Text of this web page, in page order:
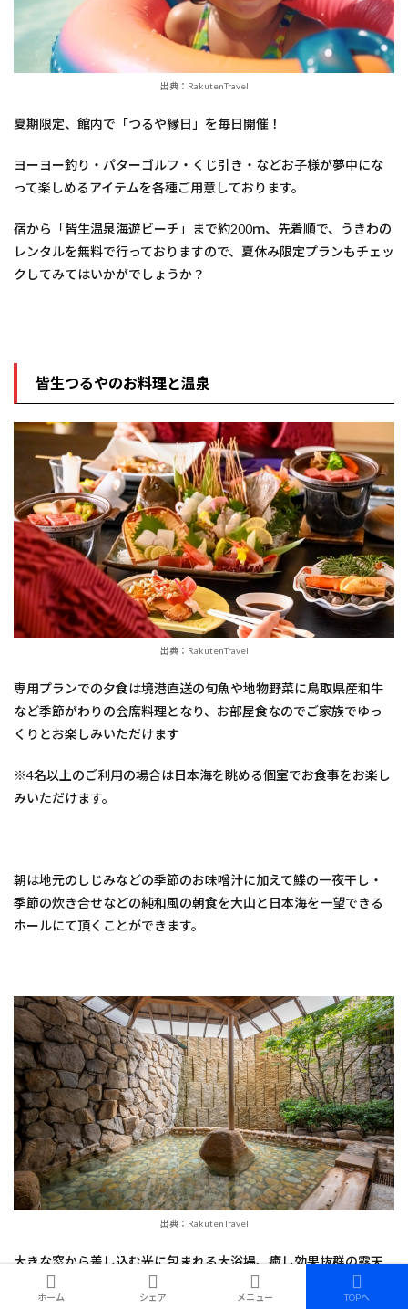
出典：RakutenTravel
夏期限定、館内で「つるや縁日」を毎日開催！
ヨーヨー釣り・パターゴルフ・くじ引き・などお子様が夢中にな
って楽しめるアイテムを各種ご用意しております。
宿から「皆生温泉海遊ビーチ」まで約200ｍ、先着順で、うきわの
レンタルを無料で行っておりますので、夏休み限定プランもチェッ
クしてみてはいかがでしょうか？
皆生つるやのお料理と温泉
出典：RakutenTravel
専用プランでの夕食は境港直送の旬魚や地物野菜に鳥取県産和牛
など季節がわりの会席料理となり、お部屋食なのでご家族でゆっ
くりとお楽しみいただけます
※4名以上のご利用の場合は日本海を眺める個室でお食事をお楽し
みいただけます。
朝は地元のしじみなどの季節のお味噌汁に加えて鰈の一夜干し・
季節の炊き合せなどの純和風の朝食を大山と日本海を一望できる
ホールにて頂くことができます。
出典：RakutenTravel
大きな窓から差し込む光に包まれる大浴場、癒し効果抜群の露天
風呂と共に海中より湧き出す塩の湯は海洋性ミネラルが豊富で保
ホーム シェア メニュー TOPへ